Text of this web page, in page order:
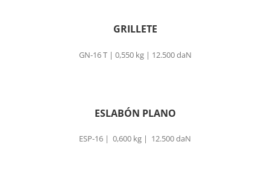
GRILLETE
GN-16 T | 0,550 kg | 12.500 daN
ESLABÓN PLANO
ESP-16 | 0,600 kg | 12.500 daN